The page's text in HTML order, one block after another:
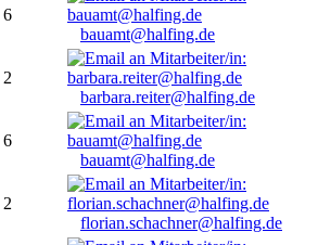
6
bauamt@halfing.de
2
barbara.reiter@halfing.de
6
bauamt@halfing.de
2
florian.schachner@halfing.de